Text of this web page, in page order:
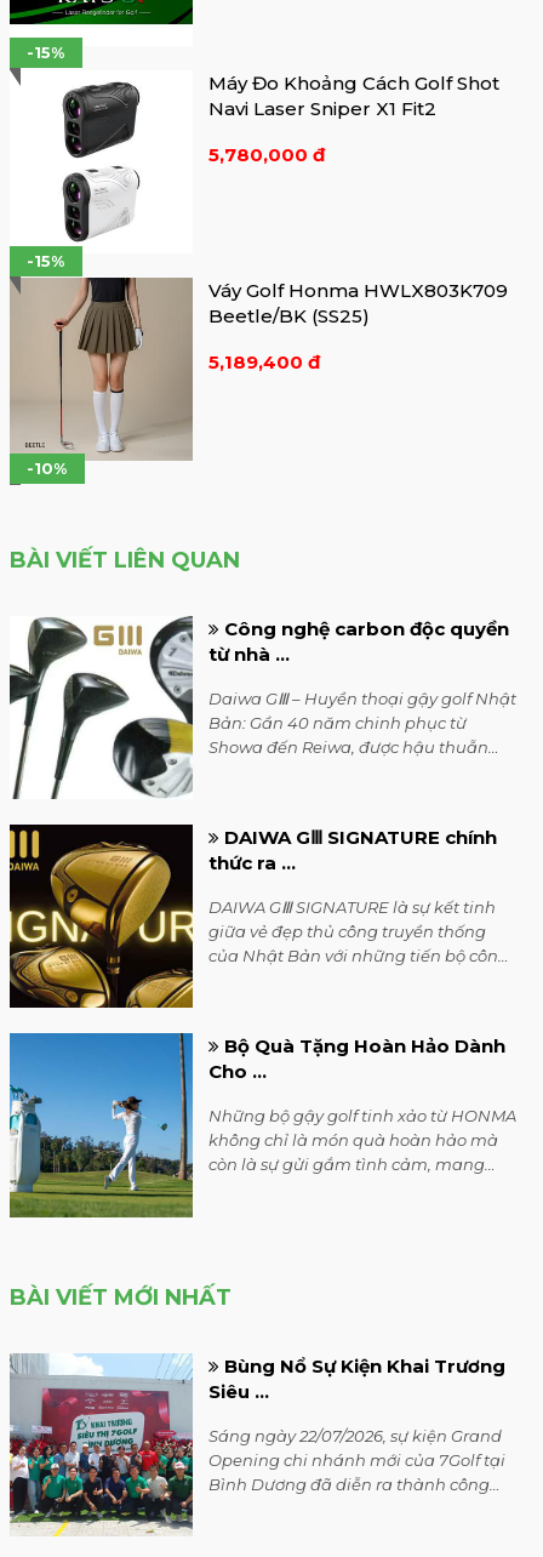
-15%
Máy Đo Khoảng Cách Golf Shot
Navi Laser Sniper X1 Fit2
5,780,000 đ
-15%
Váy Golf Honma HWLX803K709
Beetle/BK (SS25)
5,189,400 đ
-10%
BÀI VIẾT LIÊN QUAN
Công nghệ carbon độc quyền
từ nhà ...
Daiwa GⅢ – Huyền thoại gậy golf Nhật
Bản: Gần 40 năm chinh phục từ
Showa đến Reiwa, được hậu thuẫn
DAIWA GⅢ SIGNATURE chính
thức ra ...
DAIWA GⅢ SIGNATURE là sự kết tinh
giữa vẻ đẹp thủ công truyền thống
của Nhật Bản với những tiến bộ công
golfer đam mê chất lượng, đòi hỏi
hiệu năng cao, nhưng vẫn trân trọng
Bộ Quà Tặng Hoàn Hảo Dành
Cho ...
Những bộ gậy golf tinh xảo từ HONMA
không chỉ là món quà hoàn hảo mà
còn là sự gửi gắm tình cảm, mang
Đỉnh ...
Mài
Gậy sắt rỗng là gì? Lý do được
...
BÀI VIẾT MỚI NHẤT
Bùng Nổ Sự Kiện Khai Trương
Siêu ...
Sáng ngày 22/07/2026, sự kiện Grand
Opening chi nhánh mới của 7Golf tại
Bình Dương đã diễn ra thành công